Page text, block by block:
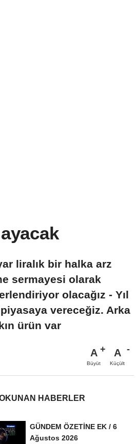
liralık bir halka arz
sermayesi olarak
olacağız - Yıl
vereceğiz. Arka
ürün var
A
Büyüt
A
Küçült
HABERLER
GÜNDEM ÖZETİNE EK / 6
Ağustos 2026